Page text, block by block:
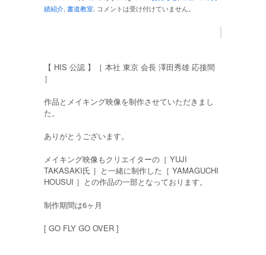
績紹介, 書道教室. コメントは受け付けていません。
【 HIS 公認 】［ 本社 東京 会長 澤田秀雄 応接間
］
作品とメイキング映像を制作させていただきまし
た。
ありがとうございます。
メイキング映像もクリエイターの［ YUJI
TAKASAKI氏 ］と一緒に制作した［ YAMAGUCHI
HOUSUI ］との作品の一部となっております。
制作期間は6ヶ月
[ GO FLY GO OVER ]